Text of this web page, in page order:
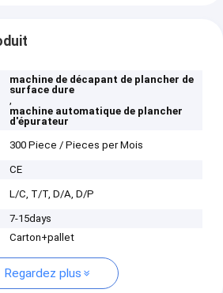
machine de décapant de plancher de
surface dure
,
machine automatique de plancher
d'épurateur
300 Piece / Pieces per Mois
CE
L/C, T/T, D/A, D/P
7-15days
Carton+pallet
Regardez plus